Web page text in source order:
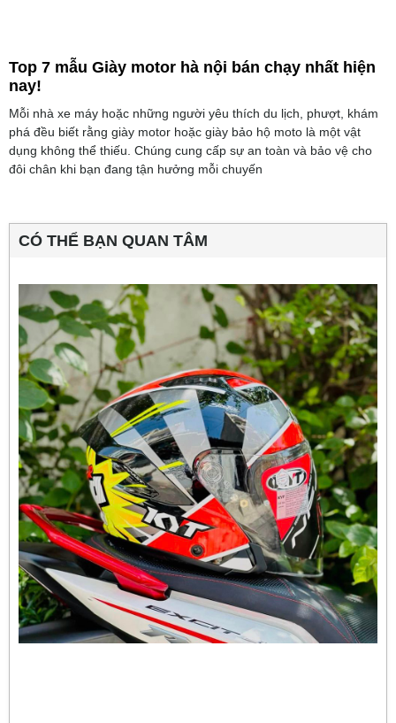
Top 7 mẫu Giày motor hà nội bán chạy nhất hiện
nay!
Mỗi nhà xe máy hoặc những người yêu thích du lịch, phượt, khám
phá đều biết rằng giày motor hoặc giày bảo hộ moto là một vật
dụng không thể thiếu. Chúng cung cấp sự an toàn và bảo vệ cho
đôi chân khi bạn đang tận hưởng mỗi chuyến
CÓ THỂ BẠN QUAN TÂM